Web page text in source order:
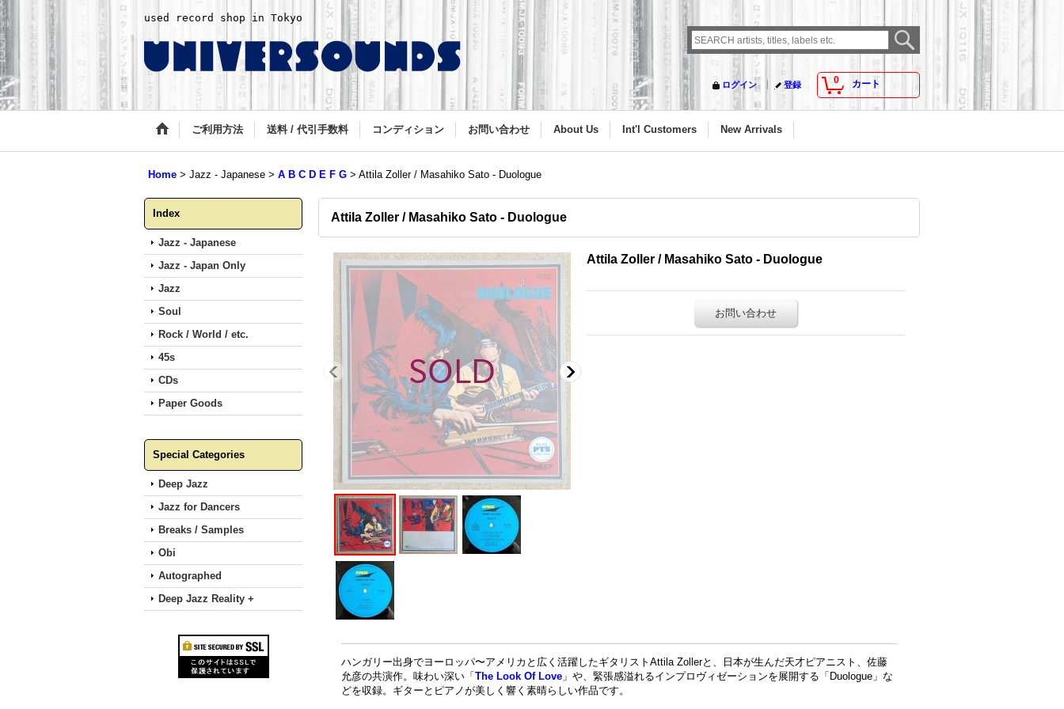
used record shop in Tokyo
0 カート
ログイン 登録
ご利用方法 送料 / 代引手数料 コンディション お問い合わせ About Us Int'l Customers New Arrivals
Home > Jazz - Japanese > A B C D E F G > Attila Zoller / Masahiko Sato - Duologue
Index
Jazz - Japanese
Jazz - Japan Only
Jazz
Soul
Rock / World / etc.
45s
CDs
Paper Goods
Special Categories
Deep Jazz
Jazz for Dancers
Breaks / Samples
Obi
Autographed
Deep Jazz Reality +
Attila Zoller / Masahiko Sato - Duologue
Attila Zoller / Masahiko Sato - Duologue
お問い合わせ
ハンガリー出身でヨーロッパ〜アメリカと広く活躍したギタリストAttila Zollerと、日本が生んだ天才ピアニスト、佐藤
允彦の共演作。味わい深い「 The Look Of Love 」や、緊張感溢れるインプロヴィゼーションを展開する「Duologue」な
どを収録。ギターとピアノが美しく響く素晴らしい作品です。